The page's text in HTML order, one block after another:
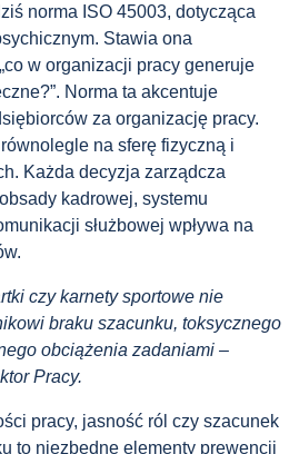
norma ISO 45003, dotycząca
Stawia ona
w organizacji pracy generuje
Norma ta akcentuje
za organizację pracy.
na sferę fizyczną i
Każda decyzja zarządcza
kadrowej, systemu
służbowej wpływa na
czy karnety sportowe nie
braku szacunku, toksycznego
obciążenia zadaniami –
Pracy.
pracy, jasność ról czy szacunek
to niezbędne elementy prewencji